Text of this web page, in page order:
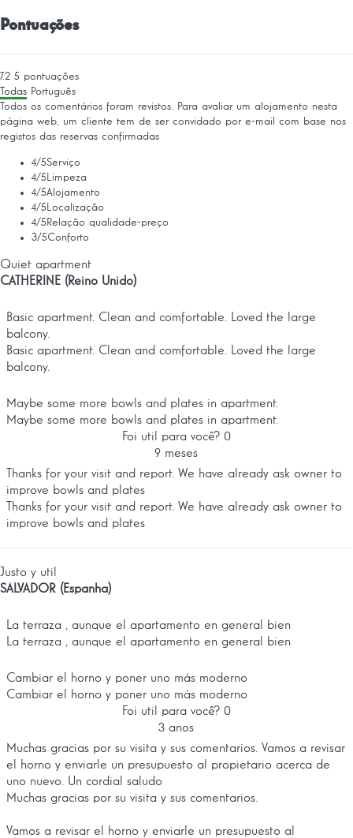
Pontuações
7.2 5 pontuações
Todas Português
Todos os comentários foram revistos. Para avaliar um alojamento nesta
página web, um cliente tem de ser convidado por e-mail com base nos
registos das reservas confirmadas
4/5Serviço
4/5 Limpeza
4/5Alojamento
4/5 Localização
4/5 Relação qualidade-preço
3/5Conforto
Quiet apartment
CATHERINE (Reino Unido)
Basic apartment. Clean and comfortable. Loved the large
balcony.
Basic apartment. Clean and comfortable. Loved the large
balcony.
Maybe some more bowls and plates in apartment.
Maybe some more bowls and plates in apartment.
Foi util para você? 0
9 meses
Thanks for your visit and report. We have already ask owner to
improve bowls and plates
Thanks for your visit and report. We have already ask owner to
improve bowls and plates
Justo y util
SALVADOR (Espanha)
La terraza , aunque el apartamento en general bien
La terraza , aunque el apartamento en general bien
Cambiar el horno y poner uno más moderno
Cambiar el horno y poner uno más moderno
Foi util para você? 0
3 anos
Muchas gracias por su visita y sus comentarios. Vamos a revisar
el horno y enviarle un presupuesto al propietario acerca de
uno nuevo. Un cordial saludo
Muchas gracias por su visita y sus comentarios.
Vamos a revisar el horno y enviarle un presupuesto al